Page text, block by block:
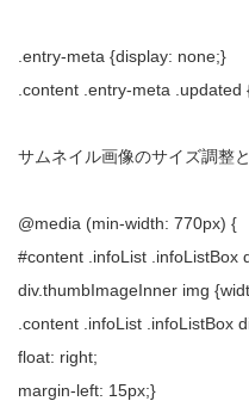
.entry-meta {display: none;}
.content .entry-meta .updated
サムネイル画像のサイズ調整
@media (min-width: 770px) {
#content .infoList .infoListBox
div.thumbImageInner img
.content .infoList .infoListBox
float: right;
margin-left: 15px;}